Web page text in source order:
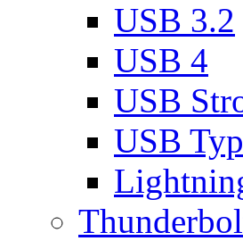
USB 3.2
USB 4
USB
USB